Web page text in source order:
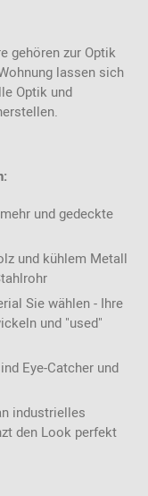
gehören zur Optik
lassen sich
Optik und
und gedeckte
und kühlem Metall
Sie wählen - Ihre
und "used"
Eye-Catcher und
industrielles
den Look perfekt